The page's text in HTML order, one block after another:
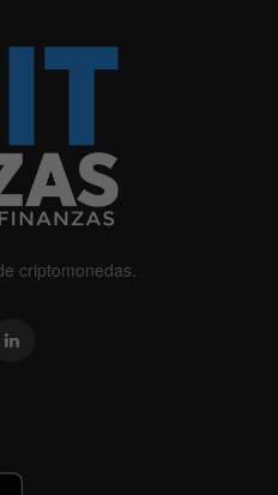
criptomonedas.